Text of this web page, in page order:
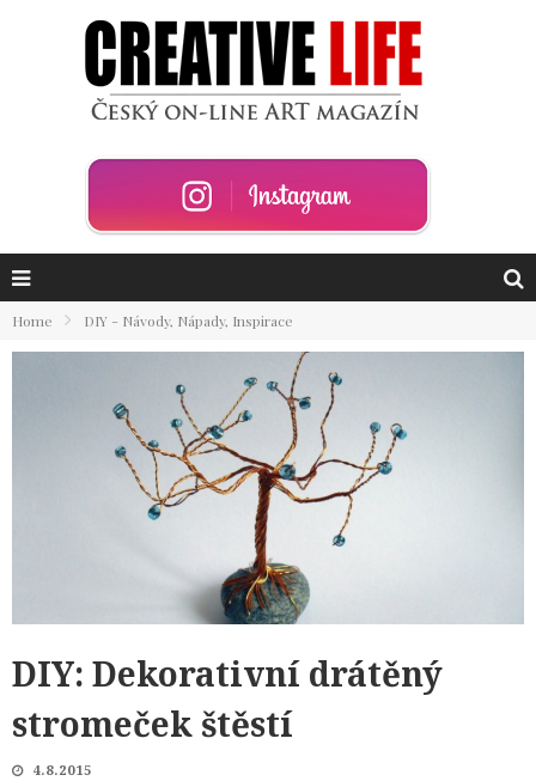
Home DIY - Návody, Nápady, Inspirace
DIY: Dekorativní drátěný
stromeček štěstí
4.8.2015